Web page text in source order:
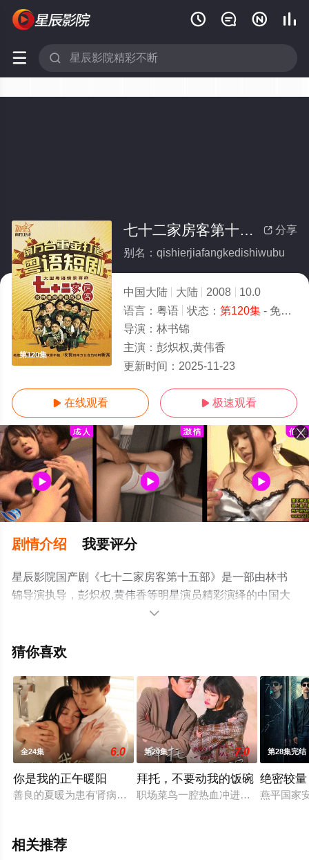
   
 
第120集
 分享
七十二家房客第十五部
别名：qishierjiafangkedishiwubu
中国大陆 大陆 2008
10.0
语言： 粤语 状态： 第120集- 免费在线观看
导演： 林书锦
主演： 彭炽权,黄伟香
更新时间： 2025-11-23
 在线观看  极速观看
剧情介绍 我要评分
星辰影院国产剧《七十二家房客第十五部》是一部由林书
锦导演执导，彭炽权,黄伟香等明星演员精彩演绎的中国大
陆电视剧，手机免费观看高清无删减完整版电视剧全集就
可移步至豆瓣电视剧、电视猫或剧情网等平台了解。

猜你喜欢
全24集 6.0
你是我的正午暖阳
善良的夏暖为患有肾病的继妹在南亚匹配到了肾源，到达后发
第20集 7.0
拜托，不要动我的饭碗
职场菜鸟一腔热血冲进职场，卷入公
第28集完结
绝密较量
燕平国家
相关推荐